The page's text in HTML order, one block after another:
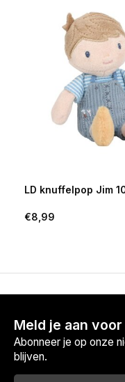
LD knuffelpop Jim
€8,99
Meld je aan
Abonneer je op onze
blijven.